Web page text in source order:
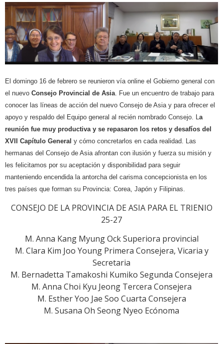
El domingo 16 de febrero se reunieron vía online el Gobierno general con
el nuevo Consejo Provincial de Asia. Fue un encuentro de trabajo para
conocer las líneas de acción del nuevo Consejo de Asia y para ofrecer el
apoyo y respaldo del Equipo general al recién nombrado Consejo. La
reunión fue muy productiva y se repasaron los retos y desafíos del
XVII Capítulo General y cómo concretarlos en cada realidad. Las
hermanas del Consejo de Asia afrontan con ilusión y fuerza su misión y
les felicitamos por su aceptación y disponibilidad para seguir
manteniendo encendida la antorcha del carisma concepcionista en los
tres países que forman su Provincia: Corea, Japón y Filipinas.
CONSEJO DE LA PROVINCIA DE ASIA PARA EL TRIENIO
25-27
M. Anna Kang Myung Ock Superiora provincial
M. Clara Kim Joo Young Primera Consejera, Vicaria y
Secretaria
M. Bernadetta Tamakoshi Kumiko Segunda Consejera
M. Anna Choi Kyu Jeong Tercera Consejera
M. Esther Yoo Jae Soo Cuarta Consejera
M. Susana Oh Seong Nyeo Ecónoma